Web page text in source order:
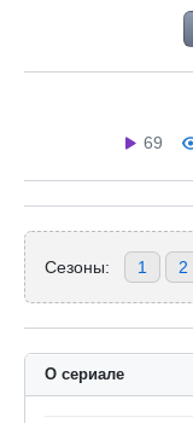
69
Сезоны: 1 2
О сериале